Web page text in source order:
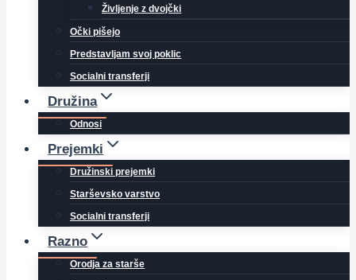
Življenje z dvojčki
Očki pišejo
Predstavljam svoj poklic
Socialni transferji
Družina
Odnosi
Prejemki
Družinski prejemki
Starševsko varstvo
Socialni transferji
Razno
Orodja za starše